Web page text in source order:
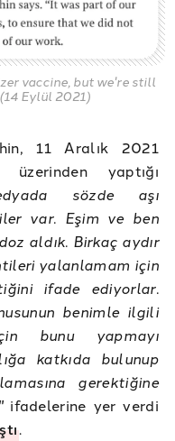
vaccine, but we're still
Eylül 2021)
11 Aralık 2021
yaptığı
sözde aşı
var. Eşim ve ben
aldık. Birkaç aydır
yalanlamam için
ifade ediyorlar.
benimle ilgili
bunu yapmayı
katkıda bulunup
gerektiğine
ifadelerine yer verdi
.